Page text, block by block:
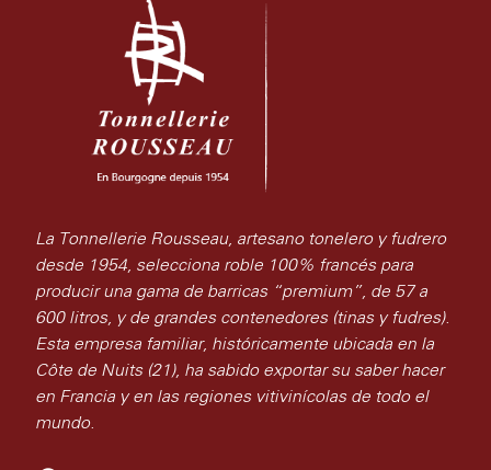
La Tonnellerie Rousseau, artesano tonelero y fudrero
desde 1954, selecciona roble 100% francés para
producir una gama de barricas “premium”, de 57 a
600 litros, y de grandes contenedores (tinas y fudres).
Esta empresa familiar, históricamente ubicada en la
Côte de Nuits (21), ha sabido exportar su saber hacer
en Francia y en las regiones vitivinícolas de todo el
mundo.